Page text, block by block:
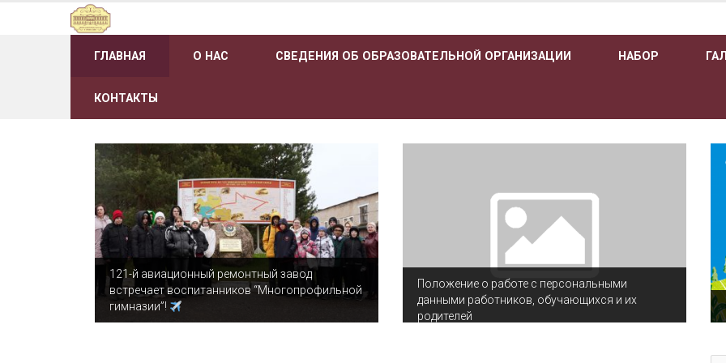
ГЛАВНАЯ О НАС СВЕДЕНИЯ ОБ ОБРАЗОВАТЕЛЬНОЙ ОРГАНИЗАЦИИ НАБОР
КОНТАКТЫ
121-й авиационный ремонтный завод
встречает воспитанников “Многопрофильной
гимназии”!
Положение о работе с персональными
данными работников, обучающихся и их
родителей